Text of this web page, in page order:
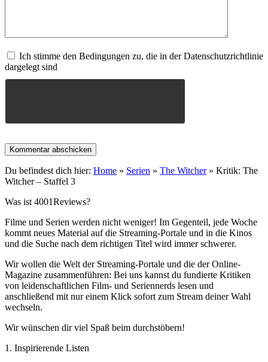
Ich stimme den Bedingungen zu, die in der Datenschutzrichtlinie
dargelegt sind
Du befindest dich hier: Home » Serien » The Witcher» Kritik: The
Witcher – Staffel 3
Was ist 4001Reviews?
Filme und Serien werden nicht weniger! Im Gegenteil, jede Woche
kommt neues Material auf die Streaming-Portale und in die Kinos
und die Suche nach dem richtigen Titel wird immer schwerer.
Wir wollen die Welt der Streaming-Portale und die der Online-
Magazine zusammenführen: Bei uns kannst du fundierte Kritiken
von leidenschaftlichen Film- und Seriennerds lesen und
anschließend mit nur einem Klick sofort zum Stream deiner Wahl
wechseln.
Wir wünschen dir viel Spaß beim durchstöbern!
1. Inspirierende Listen